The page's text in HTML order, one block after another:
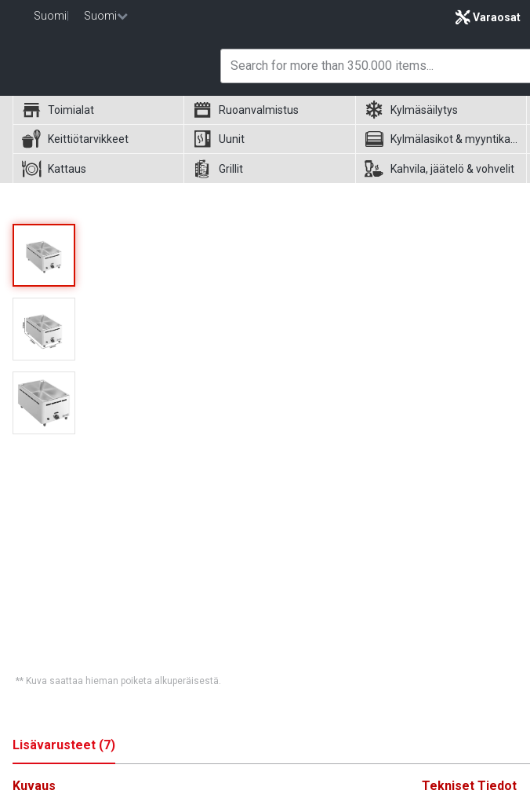
Suomi Suomi Varaosat
Toimialat Ruoanvalmistus Kylmäsäilytys
Keittiötarvikkeet Uunit
Kattaus Grillit Kahvila, jäätelö & vohvelit
** Kuva saattaa hieman poiketa alkuperäisestä.
Lisävarusteet (7)
Kuvaus Tekniset Tiedot